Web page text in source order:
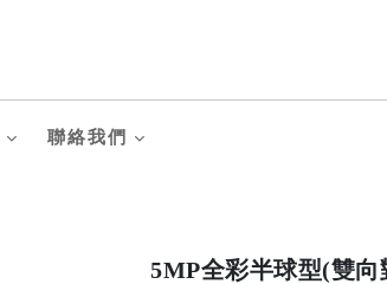
聯絡我們
5MP全彩半球型(雙向